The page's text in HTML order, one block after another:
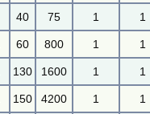
40 75 1
1
60 800 1 1
130 1600 1 1
150 4200 1 1